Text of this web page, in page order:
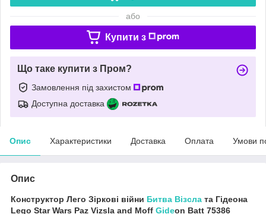
або
Купити з
Що таке купити з Пром?
Замовлення під захистом
Доступна доставка
Опис Характеристики Доставка Оплата Умови
Опис
Конструктор Лего Зіркові війни Битва Візсла та Гідеона
Lego Star Wars Paz Vizsla and Moff Gideon Batt 75386